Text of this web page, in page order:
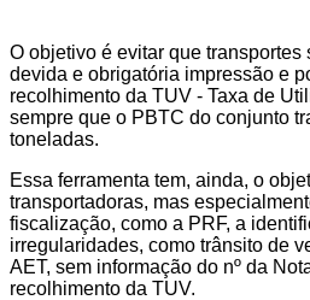
O objetivo é evitar que transportes
devida e obrigatória impressão e
recolhimento da TUV - Taxa de
sempre que o PBTC do conjunto
toneladas.
Essa ferramenta tem, ainda, o
transportadoras, mas
fiscalização, como a PRF, a
irregularidades, como trânsito de
AET, sem informação do nº da
recolhimento da TUV.